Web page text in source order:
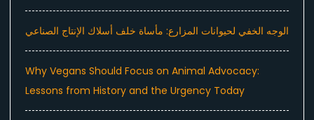
الوجه الخفي لحيوانات المزارع: مأساة خلف أسلاك الإنتاج الصناعي
Why Vegans Should Focus on Animal Advocacy:
Lessons from History and the Urgency Today